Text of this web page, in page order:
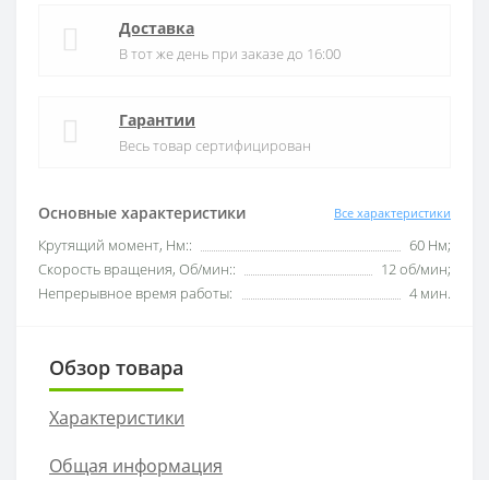
Основные характеристики Все характеристики
Крутящий момент, Нм::
60 Нм;
Скорость вращения, Об/мин::
12 об/мин;
Непрерывное время работы:
4 мин.
Доставка
В тот же день при заказе до 16:00
Гарантии
Весь товар сертифицирован
Обзор товара
Характеристики
Общая информация